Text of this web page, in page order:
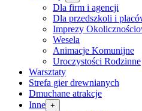
Dla firm i agencji
Dla przedszkoli i
Imprezy
Wesela
Animacje Komunijne
Uroczystości Rodzinne
Warsztaty
Strefa gier drewnianych
Dmuchane atrakcje
Inne +